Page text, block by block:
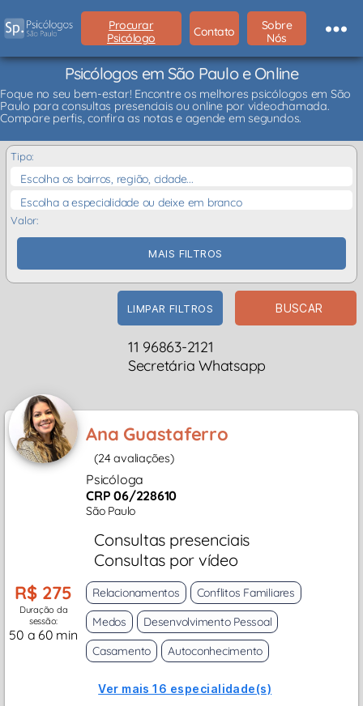
Procurar
Psicólogo
Contato
Sobre
Nós
Psicólogos em São Paulo e Online
Foque no seu bem-estar! Encontre os melhores psicólogos em São
Paulo para consultas presenciais ou online por videochamada.
Compare perfis, confira as notas e agende em segundos.
Tipo:
Escolha os bairros, região, cidade...
Escolha a especialidade ou deixe em branco
Valor:
MAIS FILTROS
LIMPAR FILTROS BUSCAR
11 96863-2121
Secretária Whatsapp
Ana Guastaferro
(24 avaliações)
Psicóloga
CRP 06/228610
São Paulo
Consultas presenciais
Consultas por vídeo
R$ 275
Duração da
sessão:
50 a 60 min
Relacionamentos
Conflitos Familiares
Medos
Desenvolvimento Pessoal
Casamento
Autoconhecimento
Ver mais 16 especialidade(s)